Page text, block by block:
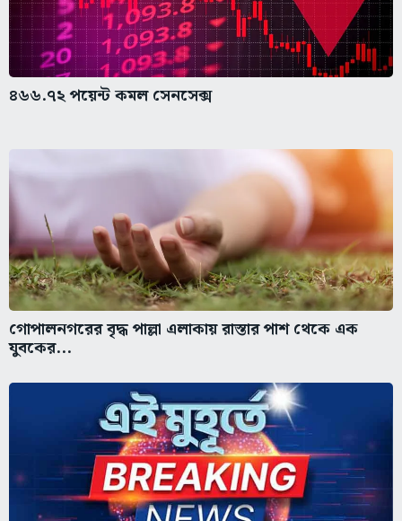
৪৬৬.৭২ পয়েন্ট কমল সেনসেক্স
গোপালনগরের বৃদ্ধ পাল্লা এলাকায় রাস্তার পাশ থেকে এক
যুবকের...